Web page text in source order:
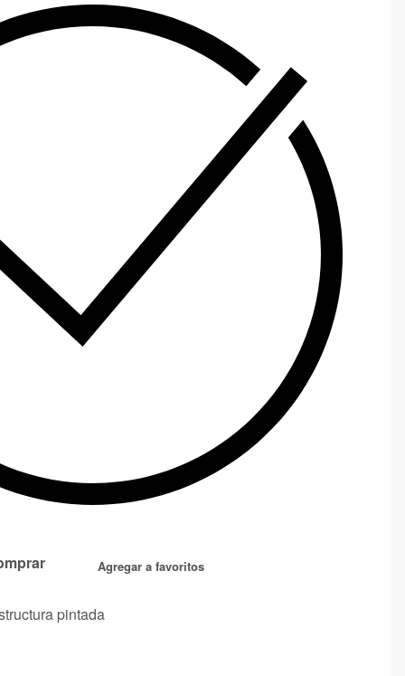
Agregar a favoritos
pintada